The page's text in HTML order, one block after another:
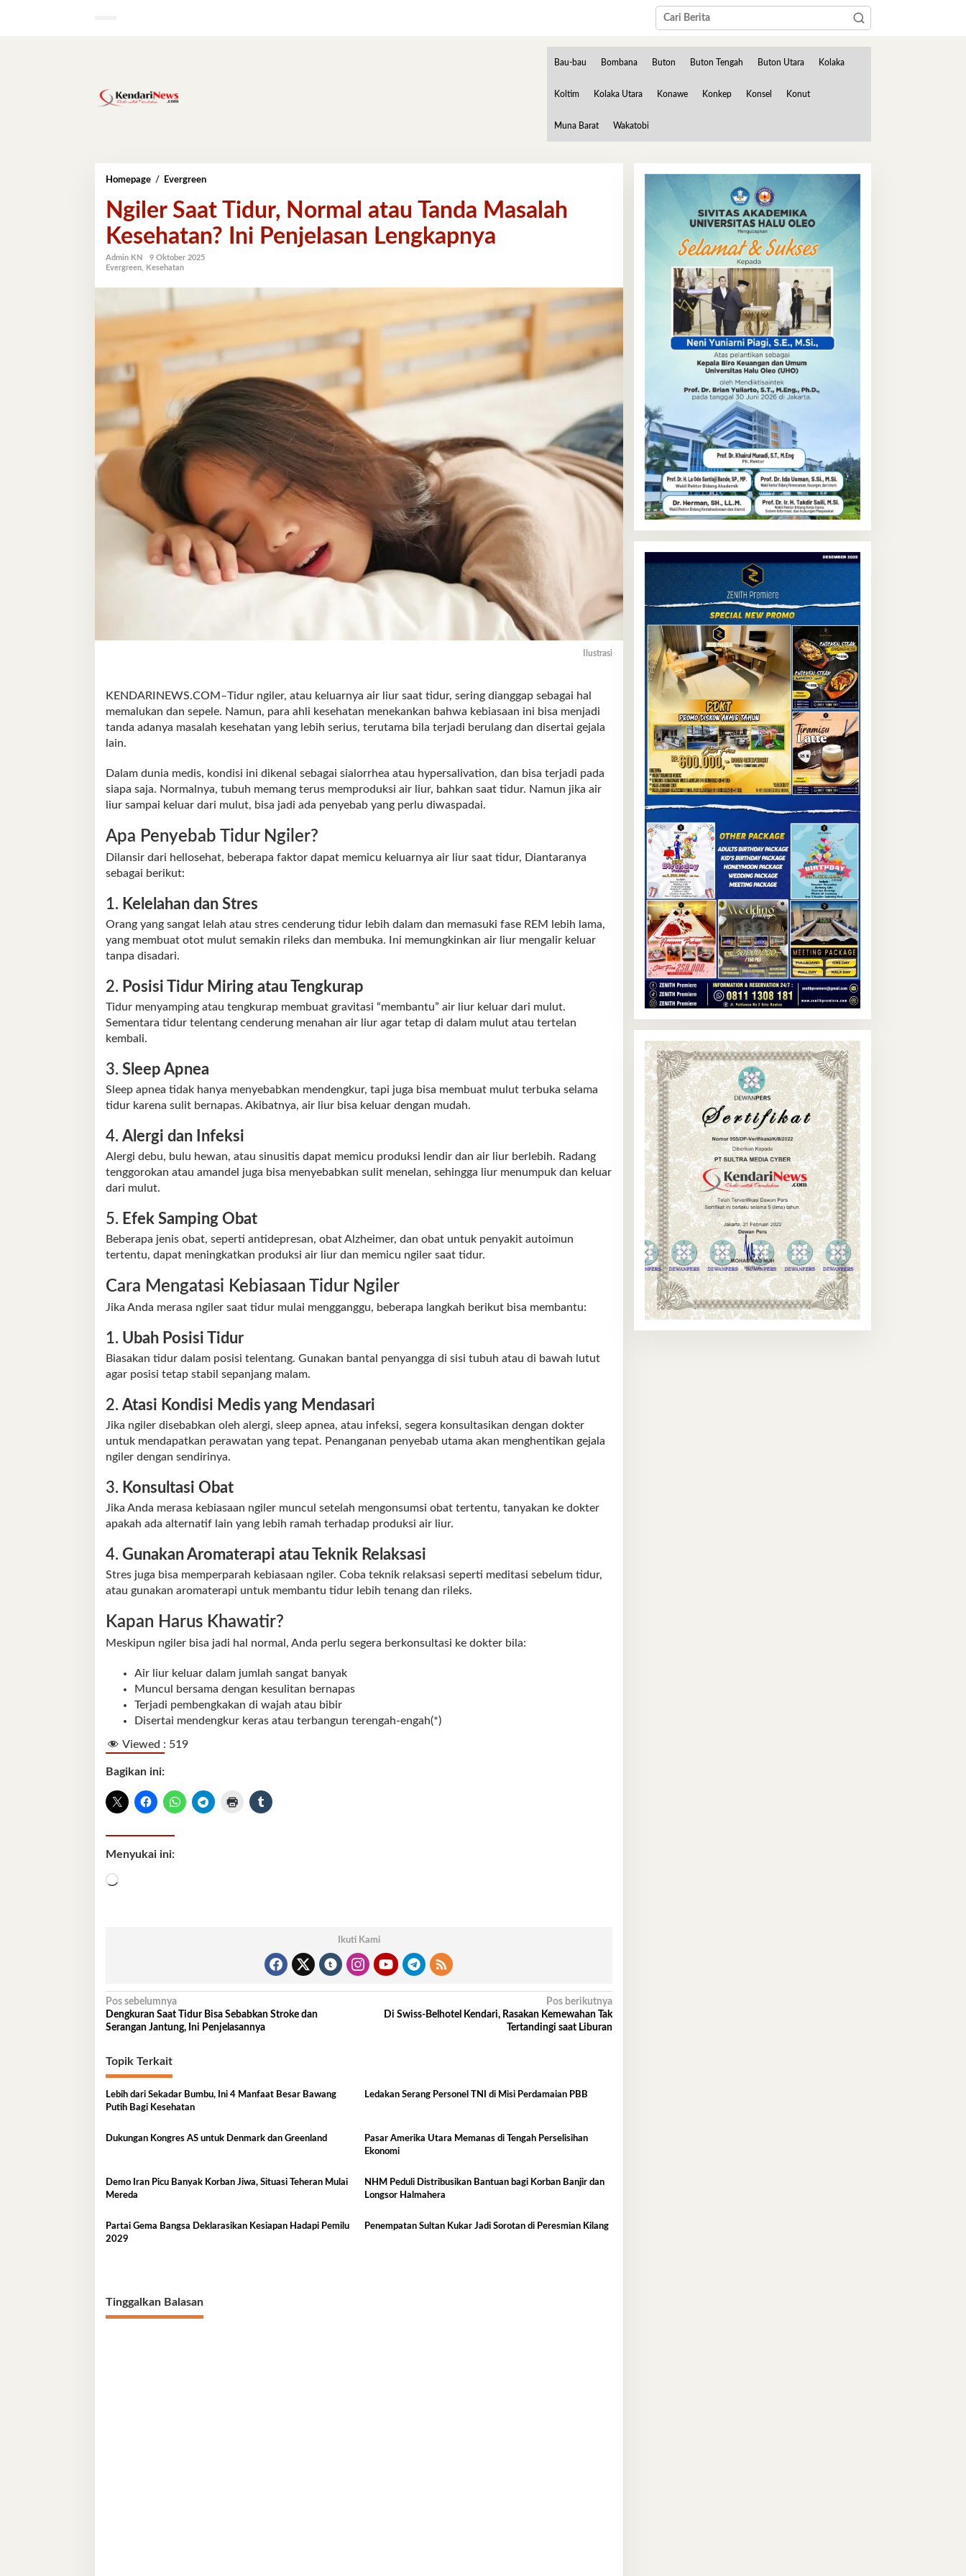
Bau-bau Bombana Buton Buton Tengah Buton Utara Kolaka
Koltim Kolaka Utara Konawe Konkep Konsel Konut
Muna Barat Wakatobi
Homepage / EvergreenNgiler
Tidur,
Normal
atau
Tanda
Lengkapnya
Ngiler Saat Tidur, Normal atau Tanda Masalah
Kesehatan? Ini Penjelasan Lengkapnya
Admin KN
9 Oktober 2025
Evergreen
Kesehatan
Ilustrasi
KENDARINEWS.COM–Tidur ngiler, atau keluarnya air liur saat tidur, sering dianggap sebagai hal
memalukan dan sepele. Namun, para ahli kesehatan menekankan bahwa kebiasaan ini bisa menjadi
tanda adanya masalah kesehatan yang lebih serius, terutama bila terjadi berulang dan disertai gejala
lain.
Dalam dunia medis, kondisi ini dikenal sebagai sialorrhea atau hypersalivation, dan bisa terjadi pada
siapa saja. Normalnya, tubuh memang terus memproduksi air liur, bahkan saat tidur. Namun jika air
liur sampai keluar dari mulut, bisa jadi ada penyebab yang perlu diwaspadai.
Apa Penyebab Tidur Ngiler?
Dilansir dari hellosehat, beberapa faktor dapat memicu keluarnya air liur saat tidur, Diantaranya
sebagai berikut:
1. Kelelahan dan Stres
Orang yang sangat lelah atau stres cenderung tidur lebih dalam dan memasuki fase REM lebih lama,
yang membuat otot mulut semakin rileks dan membuka. Ini memungkinkan air liur mengalir keluar
tanpa disadari.
2. Posisi Tidur Miring atau Tengkurap
Tidur menyamping atau tengkurap membuat gravitasi “membantu” air liur keluar dari mulut.
Sementara tidur telentang cenderung menahan air liur agar tetap di dalam mulut atau tertelan
kembali.
3. Sleep Apnea
Sleep apnea tidak hanya menyebabkan mendengkur, tapi juga bisa membuat mulut terbuka selama
tidur karena sulit bernapas. Akibatnya, air liur bisa keluar dengan mudah.
4. Alergi dan Infeksi
Alergi debu, bulu hewan, atau sinusitis dapat memicu produksi lendir dan air liur berlebih. Radang
tenggorokan atau amandel juga bisa menyebabkan sulit menelan, sehingga liur menumpuk dan keluar
dari mulut.
5. Efek Samping Obat
Beberapa jenis obat, seperti antidepresan, obat Alzheimer, dan obat untuk penyakit autoimun
tertentu, dapat meningkatkan produksi air liur dan memicu ngiler saat tidur.
Cara Mengatasi Kebiasaan Tidur Ngiler
Jika Anda merasa ngiler saat tidur mulai mengganggu, beberapa langkah berikut bisa membantu:
1. Ubah Posisi Tidur
Biasakan tidur dalam posisi telentang. Gunakan bantal penyangga di sisi tubuh atau di bawah lutut
agar posisi tetap stabil sepanjang malam.
2. Atasi Kondisi Medis yang Mendasari
Jika ngiler disebabkan oleh alergi, sleep apnea, atau infeksi, segera konsultasikan dengan dokter
untuk mendapatkan perawatan yang tepat. Penanganan penyebab utama akan menghentikan gejala
ngiler dengan sendirinya.
3. Konsultasi Obat
Jika Anda merasa kebiasaan ngiler muncul setelah mengonsumsi obat tertentu, tanyakan ke dokter
apakah ada alternatif lain yang lebih ramah terhadap produksi air liur.
4. Gunakan Aromaterapi atau Teknik Relaksasi
Stres juga bisa memperparah kebiasaan ngiler. Coba teknik relaksasi seperti meditasi sebelum tidur,
atau gunakan aromaterapi untuk membantu tidur lebih tenang dan rileks.
Kapan Harus Khawatir?
Meskipun ngiler bisa jadi hal normal, Anda perlu segera berkonsultasi ke dokter bila:
Air liur keluar dalam jumlah sangat banyak
Muncul bersama dengan kesulitan bernapas
Terjadi pembengkakan di wajah atau bibir
Disertai mendengkur keras atau terbangun terengah-engah(*)
Viewed : 519
Bagikan ini:
Menyukai ini:
Memuat...
Ikuti Kami
Navigasi
pos
Pos sebelumnya
Dengkuran Saat Tidur Bisa Sebabkan Stroke dan
Serangan Jantung, Ini Penjelasannya
Pos berikutnya
Di Swiss-Belhotel Kendari, Rasakan Kemewahan Tak
Tertandingi saat Liburan
Topik Terkait
Lebih dari Sekadar Bumbu, Ini 4 Manfaat Besar Bawang
Putih Bagi Kesehatan
Ledakan Serang Personel TNI di Misi Perdamaian PBB
Dukungan Kongres AS untuk Denmark dan Greenland
Pasar Amerika Utara Memanas di Tengah Perselisihan
Ekonomi
Demo Iran Picu Banyak Korban Jiwa, Situasi Teheran Mulai
Mereda
NHM Peduli Distribusikan Bantuan bagi Korban Banjir dan
Longsor Halmahera
Partai Gema Bangsa Deklarasikan Kesiapan Hadapi Pemilu
2029
Penempatan Sultan Kukar Jadi Sorotan di Peresmian Kilang
Tinggalkan Balasan